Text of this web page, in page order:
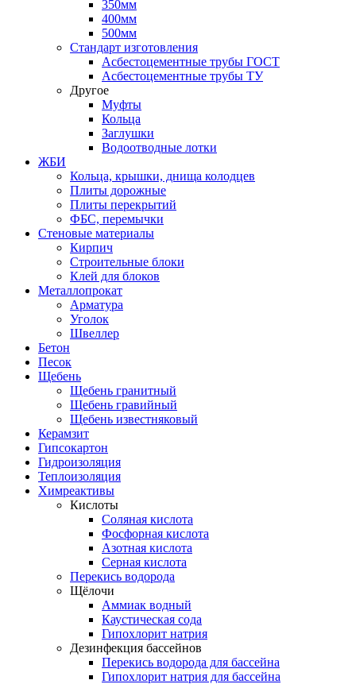
350мм
400мм
500мм
Стандарт изготовления
Асбестоцементные трубы ГОСТ
Асбестоцементные трубы ТУ
Другое
Муфты
Кольца
Заглушки
Водоотводные лотки
ЖБИ
Кольца, крышки, днища колодцев
Плиты дорожные
Плиты перекрытий
ФБС, перемычки
Стеновые материалы
Кирпич
Строительные блоки
Клей для блоков
Металлопрокат
Арматура
Уголок
Швеллер
Бетон
Песок
Щебень
Щебень гранитный
Щебень гравийный
Щебень известняковый
Керамзит
Гипсокартон
Гидроизоляция
Теплоизоляция
Химреактивы
Кислоты
Соляная кислота
Фосфорная кислота
Азотная кислота
Серная кислота
Перекись водорода
Щёлочи
Аммиак водный
Каустическая сода
Гипохлорит натрия
Дезинфекция бассейнов
Перекись водорода для бассейна
Гипохлорит натрия для бассейна